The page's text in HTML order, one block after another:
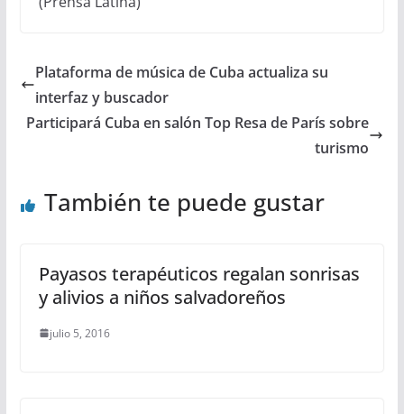
Plataforma de música de Cuba actualiza su
interfaz y buscador
Participará Cuba en salón Top Resa de París sobre
turismo
También te puede gustar
Payasos terapéuticos regalan sonrisas
y alivios a niños salvadoreños
julio 5, 2016